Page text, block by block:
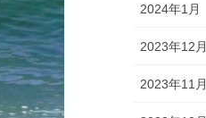
2024年1月
2023年12月
2023年11月